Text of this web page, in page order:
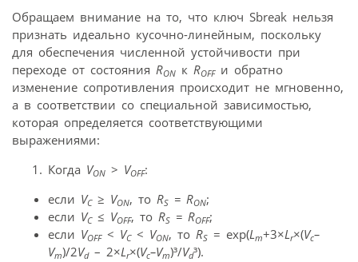
Обращаем внимание на то, что ключ Sbreak нельзя
признать идеально кусочно-линейным, поскольку
для обеспечения численной устойчивости при
переходе от состояния RON к ROFFи обратно
изменение сопротивления происходит не мгновенно,
а в соответствии со специальной зависимостью,
которая определяется соответствующими
выражениями:
Когда VON > VOFF:
если VC≥ VON, то RS = RON;
если VC≤ VOFF, то RS = ROFF;
если VOFF< VC< VON, то RS = exp(L m+3×L r×(Vc–
Vm)/2Vd– 2×L r×(Vc–Vm)³/Vd³).